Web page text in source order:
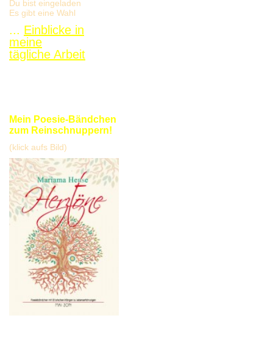
Du bist eingeladen
Es gibt eine Wahl
... Einblicke in
meine
tägliche Arbeit
Mein Poesie-Bändchen
zum Reinschnuppern!
(klick aufs Bild)